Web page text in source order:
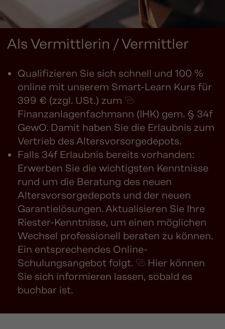
Als Vermittlerin / Vermittler
Qualifizieren Sie sich schnell und 100 %
online mit unserem Smart-Learn Kurs für
399 € (zzgl. USt.) zum
Finanzanlagenfachmann (IHK) gem. § 34f
GewO. Damit haben Sie die Erlaubnis zum
Vertrieb des Altersvorsorgedepots.
Falls 34f Erlaubnis bereits vorhanden:
Erwerben Sie die wichtigsten Kenntnisse
rund um die Beratung des neuen
Altersvorsorgedepots und der neuen
Garantielösungen. Aktualisieren Sie Ihre
Riester-Kenntnisse, um einen möglichen
Wechsel professionell beraten zu können.
Ein entsprechendes Online-
Schulungsangebot folgt.
Hier können
Sie sich informieren lassen, sobald es
buchbar ist.